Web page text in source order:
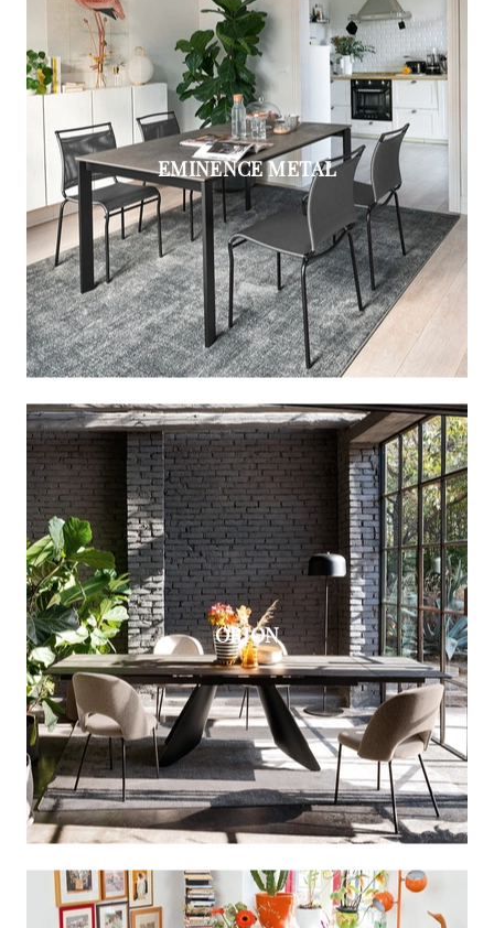
EMINENCE METAL
ORION